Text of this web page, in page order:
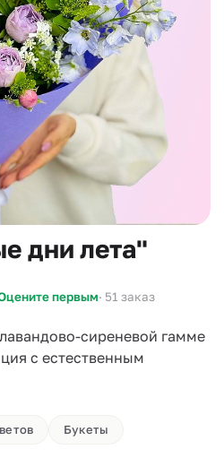
дни лета"
первым· 51 заказ
сиреневой гамме
с естественным
Букеты